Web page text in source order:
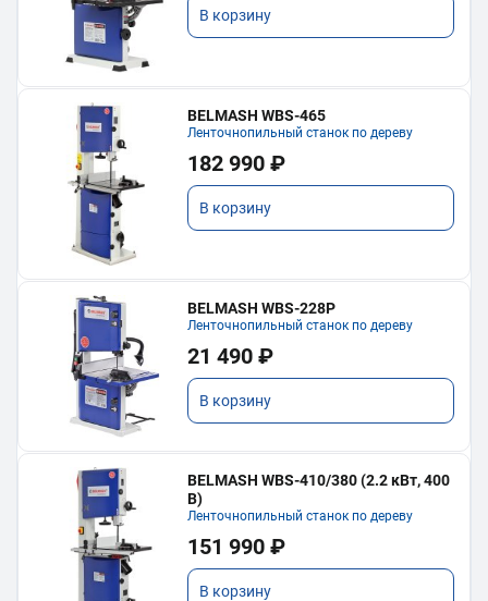
В корзину
BELMASH WBS-465
Ленточнопильный станок по дереву
182 990 ₽
В корзину
BELMASH WBS-228P
Ленточнопильный станок по дереву
21 490 ₽
В корзину
BELMASH WBS-410/380 (2.2 кВт, 400
В)
Ленточнопильный станок по дереву
151 990 ₽
В корзину